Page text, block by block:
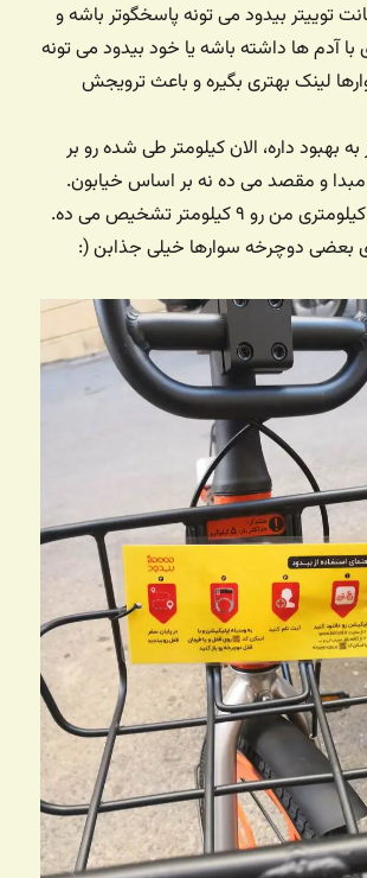
توییتر بیدود می تونه پاسخگوتر باشه و
آدم ها داشته باشه یا خود بیدود می تونه
لینک بهتری بگیره و باعث ترویجش
بهبود داره، الان کیلومتر طی شده رو بر
و مقصد می ده نه بر اساس خیابون.
مثلا مسیر ۱۲ کیلومتری من رو ۹ کیلومتر تشخیص می ده.
بعضی دوچرخه سوارها خیلی جذابن (: